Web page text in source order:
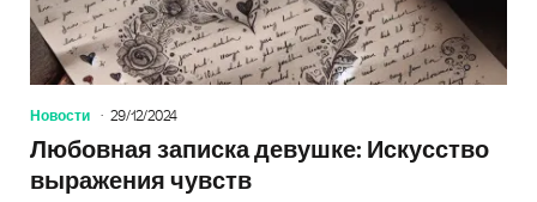
Новости 29/12/2024
Любовная записка девушке: Искусство
выражения чувств